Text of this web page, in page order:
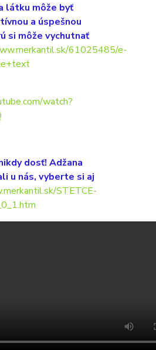
látku môže byť
a úspešnou
si môže vychutnať
61025485/e-
watch?
dosť! Adžana
u nás, vyberte si aj
STETCE-